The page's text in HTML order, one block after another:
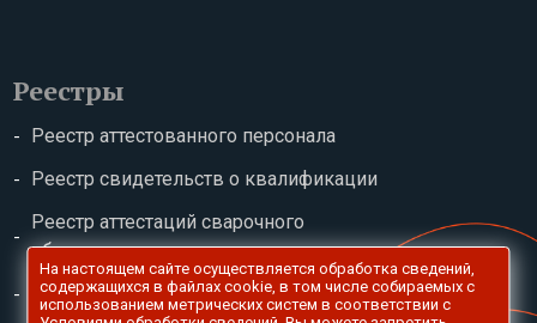
Реестры
Реестр аттестованного персонала
Реестр свидетельств о квалификации
Реестр аттестаций сварочного
оборудования
Реестр сварочных технологий
На настоящем сайте осуществляется обработка сведений,
содержащихся в файлах сookie, в том числе собираемых с
использованием метрических систем в соответствии с